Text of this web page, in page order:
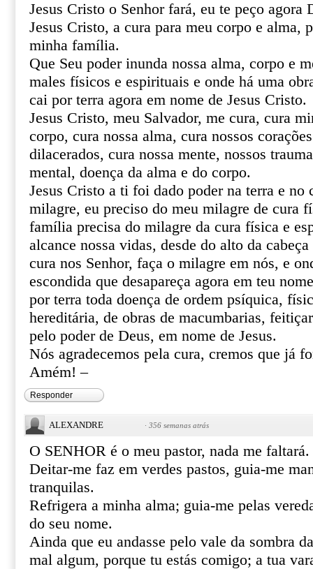
Jesus Cristo o Senhor fará, eu te peço agora
Jesus Cristo, a cura para meu corpo e alma,
minha família.
Que Seu poder inunda nossa alma, corpo e
males físicos e espirituais e onde há uma
cai por terra agora em nome de Jesus Cristo.
Jesus Cristo, meu Salvador, me cura, cura
corpo, cura nossa alma, cura nossos
dilacerados, cura nossa mente, nossos
mental, doença da alma e do corpo.
Jesus Cristo a ti foi dado poder na terra e no
milagre, eu preciso do meu milagre de cura
família precisa do milagre da cura física e
alcance nossa vidas, desde do alto da
cura nos Senhor, faça o milagre em nós, e
escondida que desapareça agora em teu
por terra toda doença de ordem psíquica,
hereditária, de obras de macumbarias,
pelo poder de Deus, em nome de Jesus.
Nós agradecemos pela cura, cremos que já
Amém! –
Responder
ALEXANDRE · 356 semanas atrás
O SENHOR é o meu pastor, nada me faltará.
Deitar-me faz em verdes pastos, guia-me
tranquilas.
Refrigera a minha alma; guia-me pelas
do seu nome.
Ainda que eu andasse pelo vale da sombra
mal algum, porque tu estás comigo; a tua